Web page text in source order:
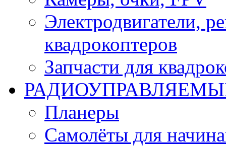
Электродвигатели,
квадрокоптеров
Запчасти для
Планеры
Самолёты для